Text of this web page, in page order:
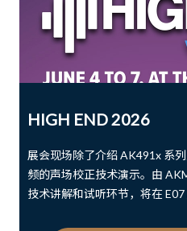
HIGH END 2026
展会现场除了介绍 AK491x 系
频的声场校正技术演示。由
技术讲解和试听环节，将在